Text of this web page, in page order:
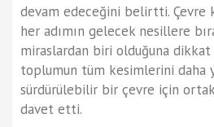
devam edeceğini belirtti. Çevre
her adımın gelecek nesillere
miraslardan biri olduğuna dikkat
toplumun tüm kesimlerini daha
sürdürülebilir bir çevre için
davet etti.